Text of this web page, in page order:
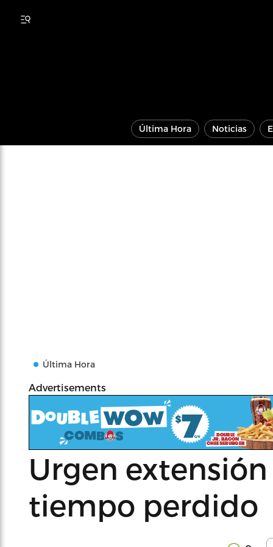
Última Hora Noticias
Última Hora
Advertisements
Urgen
tiempo perdido